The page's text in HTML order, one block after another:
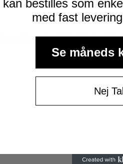
er 8 uger: kr. 2000,- Hunden
bestilles som
med fast
Se måneds
Nej